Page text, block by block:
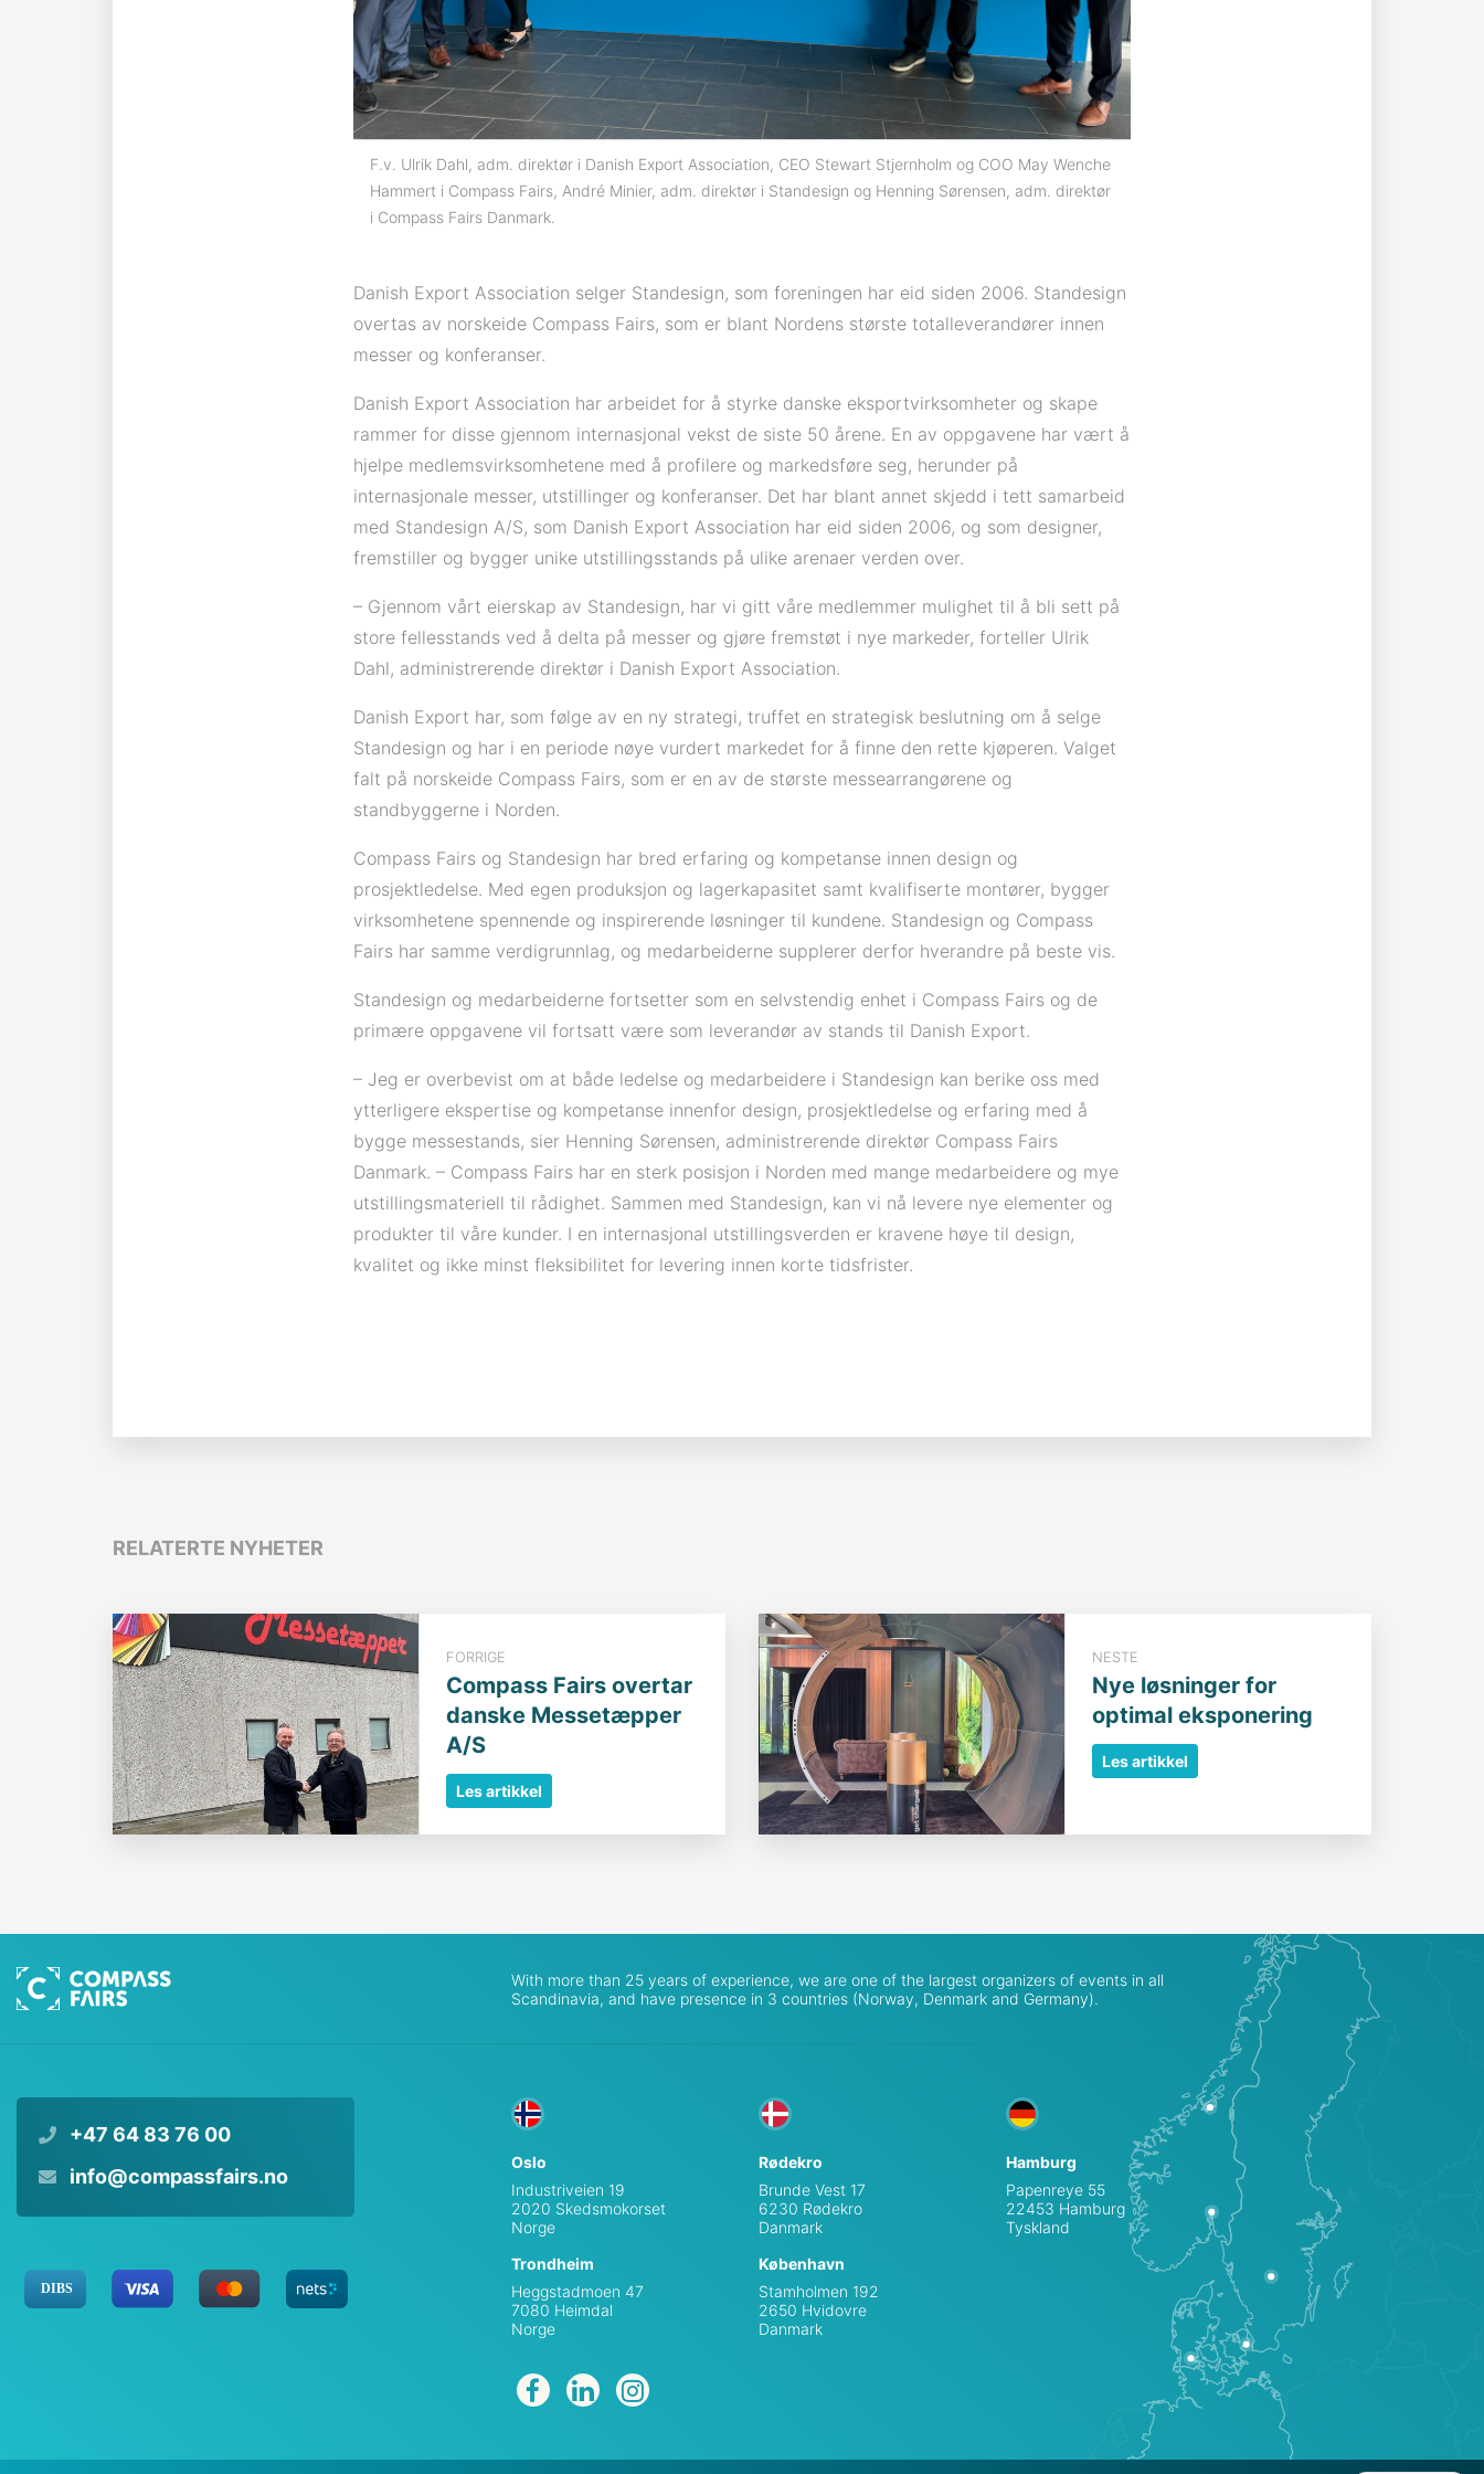
F.v. Ulrik Dahl, adm. direktør i Danish Export Association, CEO Stewart Stjernholm og COO May Wenche
Hammert i Compass Fairs, André Minier, adm. direktør i Standesign og Henning Sørensen, adm. direktør
i Compass Fairs Danmark.
Danish Export Association selger Standesign, som foreningen har eid siden 2006. Standesign
overtas av norskeide Compass Fairs, som er blant Nordens største totalleverandører innen
messer og konferanser.
Danish Export Association har arbeidet for å styrke danske eksportvirksomheter og skape
rammer for disse gjennom internasjonal vekst de siste 50 årene. En av oppgavene har vært å
hjelpe medlemsvirksomhetene med å profilere og markedsføre seg, herunder på
internasjonale messer, utstillinger og konferanser. Det har blant annet skjedd i tett samarbeid
med Standesign A/S, som Danish Export Association har eid siden 2006, og som designer,
fremstiller og bygger unike utstillingsstands på ulike arenaer verden over.
– Gjennom vårt eierskap av Standesign, har vi gitt våre medlemmer mulighet til å bli sett på
store fellesstands ved å delta på messer og gjøre fremstøt i nye markeder, forteller Ulrik
Dahl, administrerende direktør i Danish Export Association.
Danish Export har, som følge av en ny strategi, truffet en strategisk beslutning om å selge
Standesign og har i en periode nøye vurdert markedet for å finne den rette kjøperen. Valget
falt på norskeide Compass Fairs, som er en av de største messearrangørene og
standbyggerne i Norden.
Compass Fairs og Standesign har bred erfaring og kompetanse innen design og
prosjektledelse. Med egen produksjon og lagerkapasitet samt kvalifiserte montører, bygger
virksomhetene spennende og inspirerende løsninger til kundene. Standesign og Compass
Fairs har samme verdigrunnlag, og medarbeiderne supplerer derfor hverandre på beste vis.
Standesign og medarbeiderne fortsetter som en selvstendig enhet i Compass Fairs og de
primære oppgavene vil fortsatt være som leverandør av stands til Danish Export.
– Jeg er overbevist om at både ledelse og medarbeidere i Standesign kan berike oss med
ytterligere ekspertise og kompetanse innenfor design, prosjektledelse og erfaring med å
bygge messestands, sier Henning Sørensen, administrerende direktør Compass Fairs
Danmark. – Compass Fairs har en sterk posisjon i Norden med mange medarbeidere og mye
utstillingsmateriell til rådighet. Sammen med Standesign, kan vi nå levere nye elementer og
produkter til våre kunder. I en internasjonal utstillingsverden er kravene høye til design,
kvalitet og ikke minst fleksibilitet for levering innen korte tidsfrister.
RELATERTE NYHETER
FORRIGE
Compass Fairs overtar
danske Messetæpper
A/S
Les artikkel
NESTE
Nye løsninger for
optimal eksponering
Les artikkel
With more than 25 years of experience, we are one of the largest organizers of events in all
Scandinavia, and have presence in 3 countries (Norway, Denmark and Germany).
+47 64 83 76 00
info@compassfairs.no
Oslo
Industriveien 19
2020 Skedsmokorset
Norge
Trondheim
Heggstadmoen 47
7080 Heimdal
Norge
Rødekro
Brunde Vest 17
6230 Rødekro
Danmark
København
Stamholmen 192
2650 Hvidovre
Danmark
Hamburg
Papenreye 55
22453 Hamburg
Tyskland